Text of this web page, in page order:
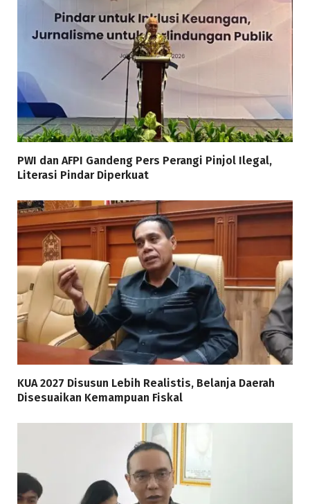
PWI dan AFPI Gandeng Pers Perangi Pinjol Ilegal,
Literasi Pindar Diperkuat
KUA 2027 Disusun Lebih Realistis, Belanja Daerah
Disesuaikan Kemampuan Fiskal